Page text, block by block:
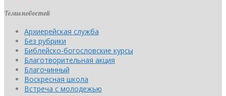
Темы новостей
Архиерейская служба
Без рубрики
Библейско-богословские курсы
Благотворительная акция
Благочинный
Воскресная школа
Встреча с молодежью